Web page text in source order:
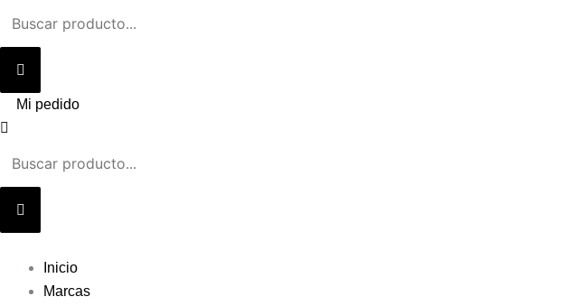
Mi pedido
Inicio
Marcas